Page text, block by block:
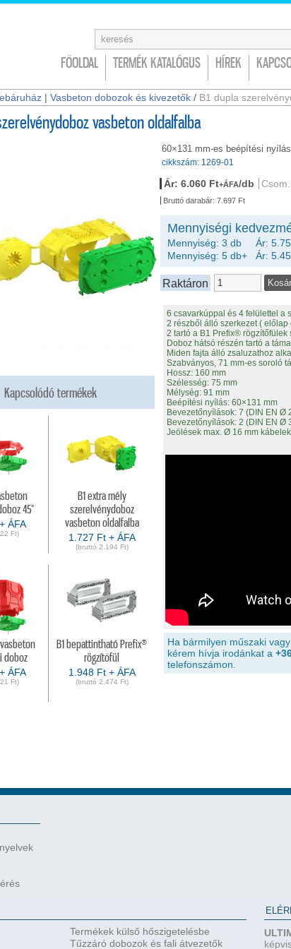
FŐOLDAL TERMÉK KATALÓGUS HÍREK
| Vasbeton dobozok és kivezetők / B1 dupla
vasbeton oldalfalba
Kapcsolódó termékek
45°
ÁFA
Ft)
B1 extra mély
szerelvénydoboz
vasbeton oldalfalba
1.727 Ft + ÁFA
(bruttó 2.194 Ft)
doboz
ÁFA
Ft)
B1 bepattintható Prefix®
rögzítőfül
1.948 Ft + ÁFA
(bruttó 2.474 Ft)
60×131 mm-es beépítési
cikkszám: 1269-01
Ár: 6.060 Ft+ÁFA/db
Bruttó darabár: 7.697 Ft
Mennyiségi
Mennyiség: 3 db Ár:
Mennyiség: 5 db+ Ár:
Raktáron
6 csavarkúppal és 4 felülettel a
2 részből álló szerkezet ( előlap
2 tartó a B1 Prefix® rögzítőfülek
Doboz hátsó részén tartó a
Miden fajta álló zsaluzathoz
Szabványos, 71 mm-es soroló
Hossz: 160 mm
Szélesség: 75 mm
Mélység: 91 mm
Beépítési nyílás: 60×131 mm
Bevezetőnyílások: 7 (DIN EN Ø
Bevezetőnyílások: 2 (DIN EN Ø
Jeölések max. Ø 16 mm
Ha bármilyen műszaki
kérem hívja irodánkat a
telefonszámon.
Termékek külső hőszigetelésbe
Tűzzáró dobozok és fali átvezetők